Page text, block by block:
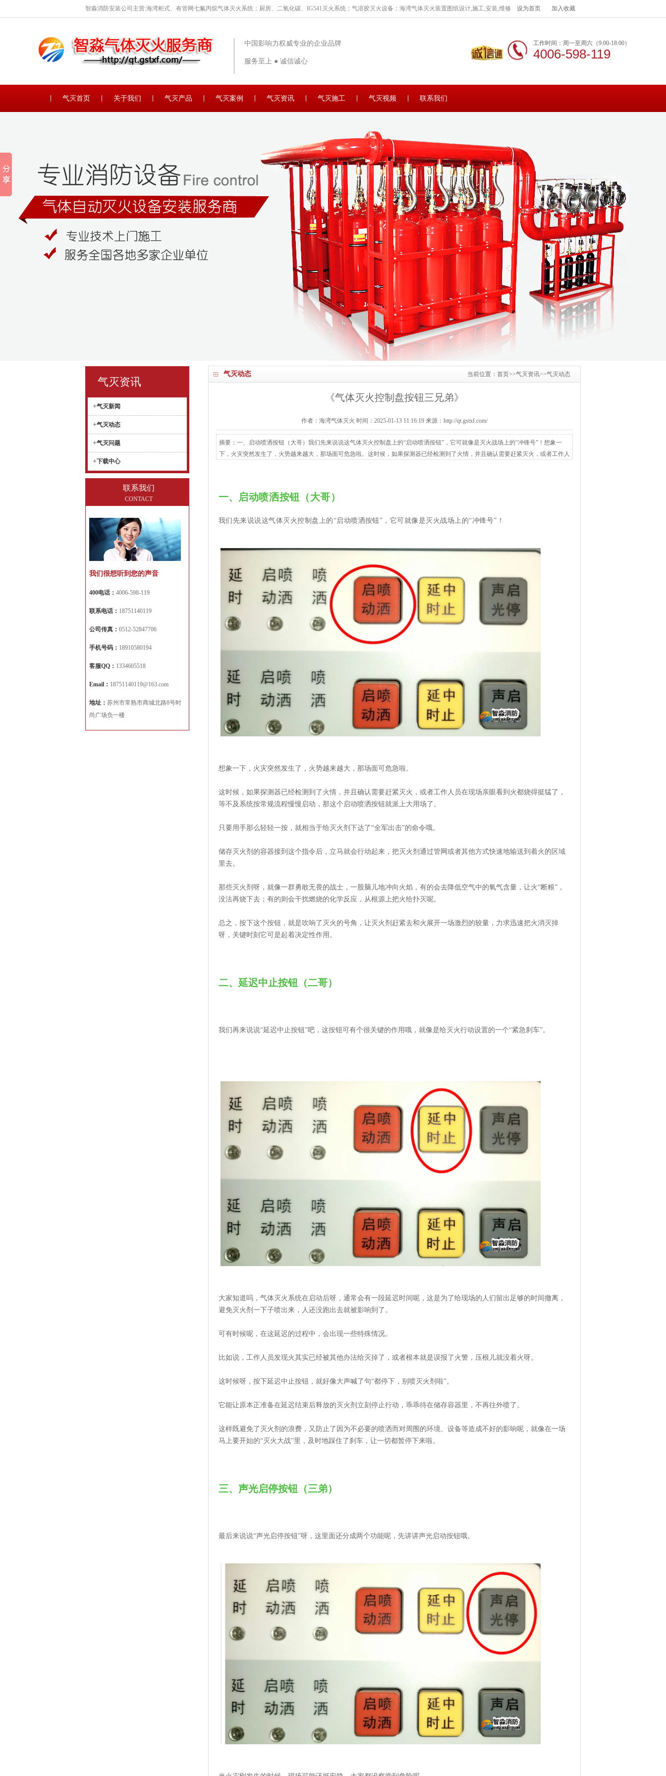
智淼消防安装公司主营:海湾柜式、有管网七氟丙烷气体灭火系统；厨房、二氧化碳、IG541灭火系统；气溶胶灭火设备；海湾气体灭火装置图纸设计,施工,安装,维修 设为首页 加入收藏
中国影响力权威专业的企业品牌
服务至上 ● 诚信诚心
工作时间：周一至周六（9:00-18:00）
4006-598-119
气灭首页 关于我们 气灭产品 气灭案例 气灭资讯 气灭施工 气灭视频 联系我们
气灭动态 当前位置： 首页>>气灭资讯>>气灭动态
《气体灭火控制盘按钮三兄弟》
作者：海湾气体灭火 时间：2025-01-13 11:16:19 来源：http://qt.gstxf.com/
摘要：一、启动喷洒按钮（大哥）我们先来说说这气体灭火控制盘上的“启动喷洒按钮”，它可就像是灭火战场上的“冲锋号”！想象一
下，火灾突然发生了，火势越来越大，那场面可危急啦。这时候，如果探测器已经检测到了火情，并且确认需要赶紧灭火，或者工作人
一、 启动喷洒按钮（大哥）
我们先来说说这气体灭火控制盘上的“启动喷洒按钮”，它可就像是灭火战场上的“冲锋号”！
想象一下，火灾突然发生了，火势越来越大，那场面可危急啦。
这时候，如果探测器已经检测到了火情，并且确认需要赶紧灭火，或者工作人员在现场亲眼看到火都烧得挺猛了，
等不及系统按常规流程慢慢启动，那这个启动喷洒按钮就派上大用场了。
只要用手那么轻轻一按，就相当于给灭火剂下达了“全军出击”的命令哦。
储存灭火剂的容器接到这个指令后，立马就会行动起来，把灭火剂通过管网或者其他方式快速地输送到着火的区域
里去。
那些灭火剂呀，就像一群勇敢无畏的战士，一股脑儿地冲向火焰，有的会去降低空气中的氧气含量，让火“断粮”，
没法再烧下去；有的则会干扰燃烧的化学反应，从根源上把火给扑灭呢。
总之，按下这个按钮，就是吹响了灭火的号角，让灭火剂赶紧去和火展开一场激烈的较量，力求迅速把火消灭掉
呀，关键时刻它可是起着决定性作用。
二、延迟中止按钮（二哥）
我们再来说说“延迟中止按钮”吧，这按钮可有个很关键的作用哦，就像是给灭火行动设置的一个“紧急刹车”。
大家知道吗，气体灭火系统在启动后呀，通常会有一段延迟时间呢，这是为了给现场的人们留出足够的时间撤离，
避免灭火剂一下子喷出来，人还没跑出去就被影响到了。
可有时候呢，在这延迟的过程中，会出现一些特殊情况。
比如说，工作人员发现火其实已经被其他办法给灭掉了，或者根本就是误报了火警，压根儿就没着火呀。
这时候呀，按下延迟中止按钮，就好像大声喊了句“都停下，别喷灭火剂啦”。
它能让原本正准备在延迟结束后释放的灭火剂立刻停止行动，乖乖待在储存容器里，不再往外喷了。
这样既避免了灭火剂的浪费，又防止了因为不必要的喷洒而对周围的环境、设备等造成不好的影响呢，就像在一场
马上要开始的“灭火大战”里，及时地踩住了刹车，让一切都暂停下来啦。
三、声光启停按钮（三弟）
最后来说说“声光启停按钮”呀，这里面还分成两个功能呢，先讲讲声光启动按钮哦。
气灭资讯
+气灭新闻
+气灭动态
+气灭问题
+下载中心
联系我们
CONTACT
我们很想听到您的声音
400电话： 4006-598-119
联系电话： 18751140119
公司传真： 0512-52847706
手机号码： 18910580194
客服QQ： 1334605518
Email： 18751140119@163.com
地址： 苏州市常熟市商城北路8号时
尚广场负一楼